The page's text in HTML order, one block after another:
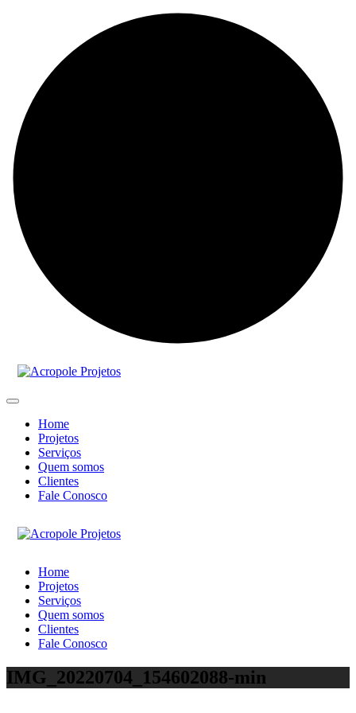
Home
Projetos
Serviços
Quem somos
Clientes
Fale Conosco
Home
Projetos
Serviços
Quem somos
Clientes
Fale Conosco
IMG_20220704_154602088-min